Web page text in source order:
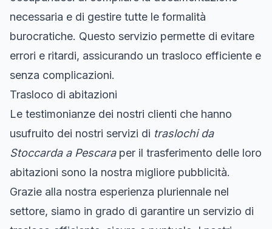
necessaria e di gestire tutte le formalità
burocratiche. Questo servizio permette di evitare
errori e ritardi, assicurando un trasloco efficiente e
senza complicazioni.
Trasloco di abitazioni
Le testimonianze dei nostri clienti che hanno
usufruito dei nostri servizi di traslochi da
Stoccarda a Pescaraper il trasferimento delle loro
abitazioni sono la nostra migliore pubblicità.
Grazie alla nostra esperienza pluriennale nel
settore, siamo in grado di garantire un servizio di